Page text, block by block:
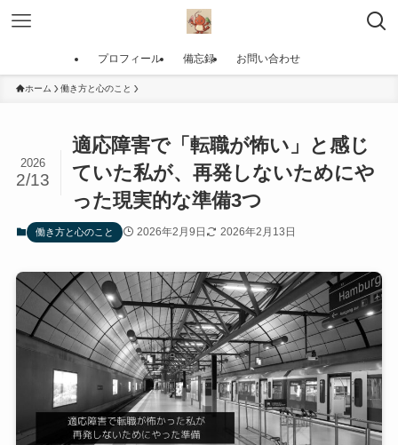
プロフィール 備忘録 お問い合わせ
ホーム 働き方と心のこと
適応障害で「転職が怖い」と感じ
ていた私が、再発しないためにや
った現実的な準備3つ
2026
2/13
働き方と心のこと 2026年2月9日 2026年2月13日